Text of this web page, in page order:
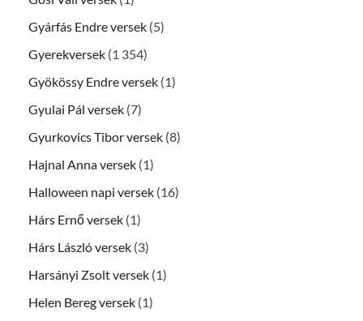
Gyárfás Endre versek (5)
Gyerekversek (1 354)
Gyökössy Endre versek (1)
Gyulai Pál versek (7)
Gyurkovics Tibor versek (8)
Hajnal Anna versek (1)
Halloween napi versek (16)
Hárs Ernő versek (1)
Hárs László versek (3)
Harsányi Zsolt versek (1)
Helen Bereg versek (1)